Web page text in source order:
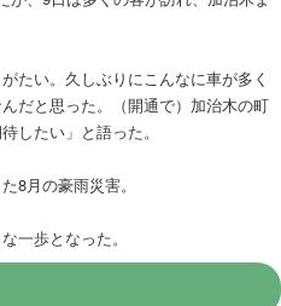
たい。久しぶりにこんなに車が多く
だと思った。（開通で）加治木の町
したい」と語った。
8月の豪雨災害。
一歩となった。